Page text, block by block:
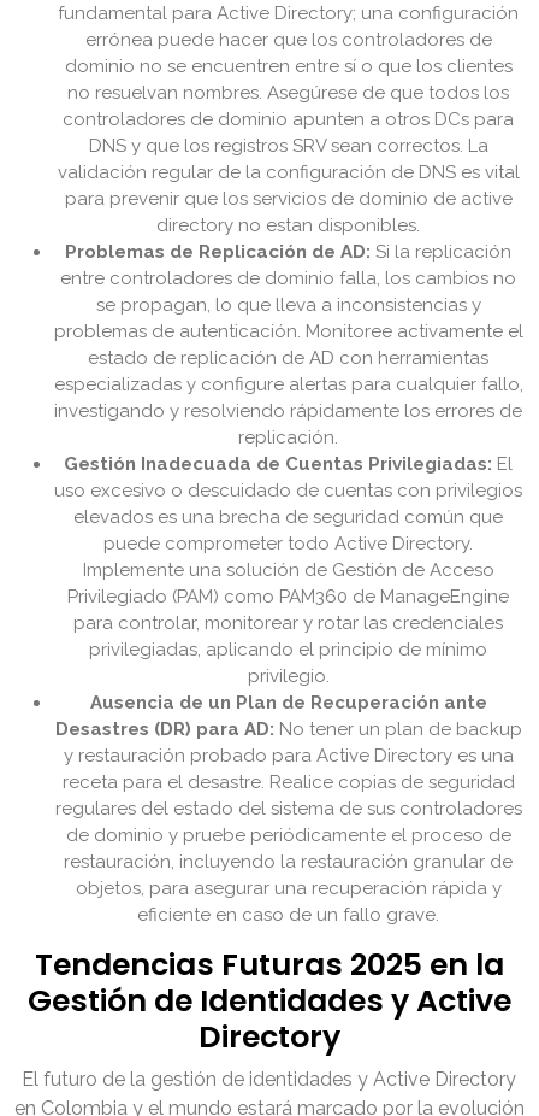
fundamental para Active Directory; una configuración
errónea puede hacer que los controladores de
dominio no se encuentren entre sí o que los clientes
no resuelvan nombres. Asegúrese de que todos los
controladores de dominio apunten a otros DCs para
DNS y que los registros SRV sean correctos. La
validación regular de la configuración de DNS es vital
para prevenir que los servicios de dominio de active
directory no estan disponibles.
Problemas de Replicación de AD: Si la replicación
entre controladores de dominio falla, los cambios no
se propagan, lo que lleva a inconsistencias y
problemas de autenticación. Monitoree activamente el
estado de replicación de AD con herramientas
especializadas y configure alertas para cualquier fallo,
investigando y resolviendo rápidamente los errores de
replicación.
Gestión Inadecuada de Cuentas Privilegiadas: El
uso excesivo o descuidado de cuentas con privilegios
elevados es una brecha de seguridad común que
puede comprometer todo Active Directory.
Implemente una solución de Gestión de Acceso
Privilegiado (PAM) como PAM360 de ManageEngine
para controlar, monitorear y rotar las credenciales
privilegiadas, aplicando el principio de mínimo
privilegio.
Ausencia de un Plan de Recuperación ante
Desastres (DR) para AD: No tener un plan de backup
y restauración probado para Active Directory es una
receta para el desastre. Realice copias de seguridad
regulares del estado del sistema de sus controladores
de dominio y pruebe periódicamente el proceso de
restauración, incluyendo la restauración granular de
objetos, para asegurar una recuperación rápida y
eficiente en caso de un fallo grave.
Tendencias Futuras 2025 en la
Gestión de Identidades y Active
Directory
El futuro de la gestión de identidades y Active Directory
en Colombia y el mundo estará marcado por la evolución